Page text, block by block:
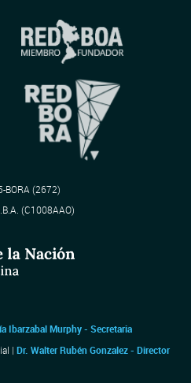
BORA (2672)
(C1008AAO)
Ibarzabal Murphy - Secretaria
| Dr. Walter Rubén Gonzalez - Director